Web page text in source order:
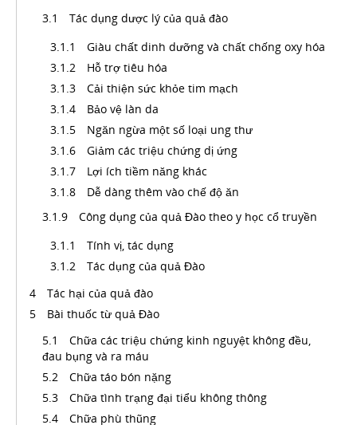
Tác dụng dược lý của quả đào
Giàu chất dinh dưỡng và chất chống oxy hóa
Hỗ trợ tiêu hóa
Cải thiện sức khỏe tim mạch
Bảo vệ làn da
Ngăn ngừa một số loại ung thư
Giảm các triệu chứng dị ứng
Lợi ích tiềm năng khác
Dễ dàng thêm vào chế độ ăn
Công dụng của quả Đào theo y học cổ truyền
Tính vị, tác dụng
Tác dụng của quả Đào
Tác hại của quả đào
Bài thuốc từ quả Đào
Chữa các triệu chứng kinh nguyệt không đều,
đau bụng và ra máu
Chữa táo bón nặng
Chữa tình trạng đại tiểu không thông
Chữa phù thũng